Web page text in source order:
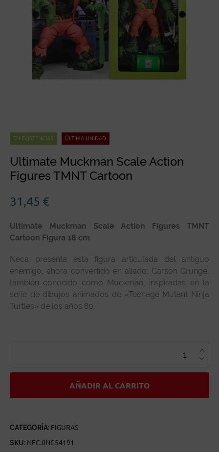
EN EXISTENCIAS ÚLTIMA UNIDAD
Ultimate Muckman Scale Action
Figures TMNT Cartoon
31,45 €
Ultimate Muckman Scale Action Figures TMNT
Cartoon Figura 18 cm
Neca presenta esta figura articulada del antiguo
enemigo, ahora convertido en aliado; Garson Grunge,
también conocido como Muckman, inspiradas en la
serie de dibujos animados de «Teenage Mutant Ninja
Turtles» de los años 80.
TMNT
AÑADIR AL CARRITO
CATEGORÍA: FIGURAS
SKU: NEC.0NC54191